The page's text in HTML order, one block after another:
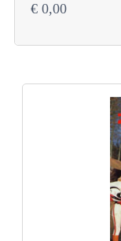
€ 0,00